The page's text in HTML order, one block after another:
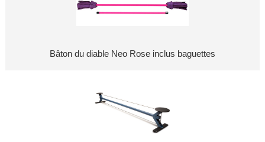
Bâton du diable Neo Rose inclus baguettes